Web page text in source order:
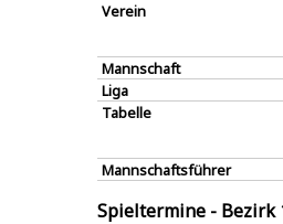
Verein
Mannschaft
Liga
Tabelle
Mannschaftsführer
Spieltermine - Bezirk